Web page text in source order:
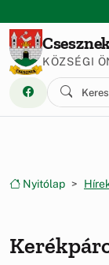
KÖZSÉGI
Nyitólap